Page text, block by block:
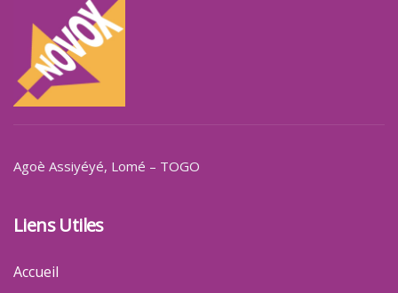
Agoè Assiyéyé, Lomé – TOGO
Liens Utiles
Accueil